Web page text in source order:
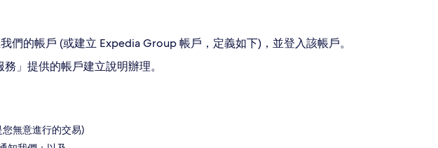
們的帳戶 (或建立 Expedia Group 帳戶，定義如下)，並登入該帳戶。
」提供的帳戶建立說明辦理。
無意進行的交易)